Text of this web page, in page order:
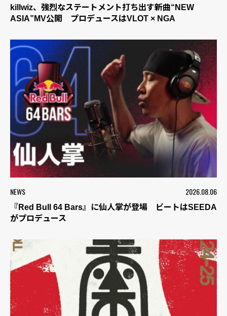
killwiz、強烈なステートメント打ち出す新曲“NEW
ASIA”MV公開 プロデュースはVLOT × NGA
NEWS 2026.08.06
『Red Bull 64 Bars』に仙人掌が登場 ビートはSEEDA
がプロデュース